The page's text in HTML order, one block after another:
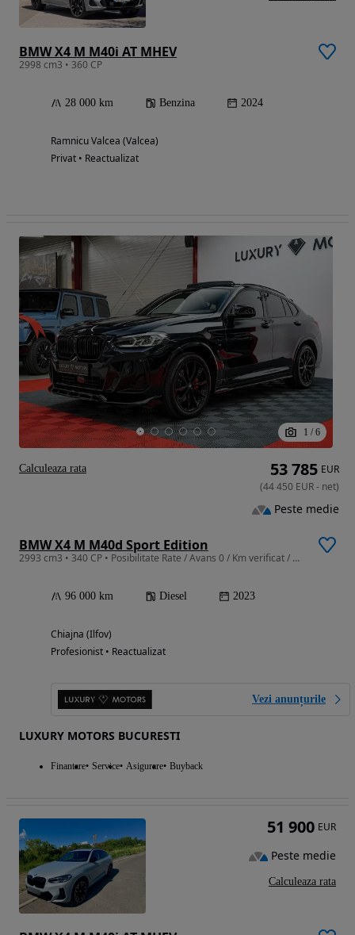
BMW X4 M M40i AT MHEV
2998 cm3 • 360 CP
28 000 km Benzina 2024
Ramnicu Valcea (Valcea)
Privat • Reactualizat
1 / 6
BMW X4 M M40d Sport Edition
2993 cm3 • 340 CP • Posibilitate Rate / Avans 0 / Km verificat / Garantie Extinsa
96 000 km Diesel 2023
Chiajna (Ilfov)
Profesionist • Reactualizat
Vezi anunțurile
LUXURY MOTORS BUCURESTI
Finantare Service Asigurare Buyback
53 785 EUR
(44 450 EUR- net)
Peste medie
Calculeaza rata
51 900 EUR
Peste medie
Calculeaza rata